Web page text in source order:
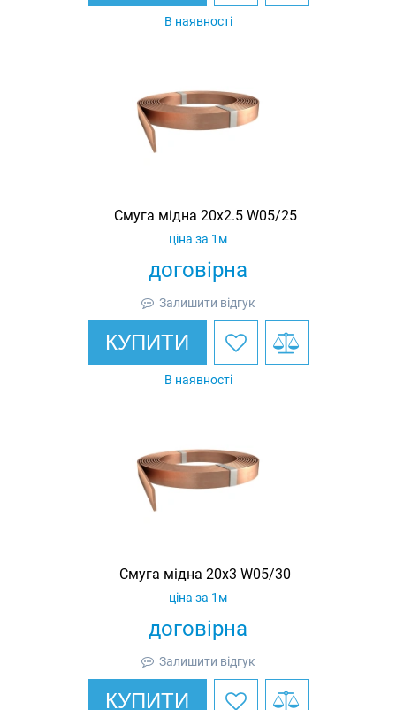
В наявності
Смуга мідна 20х2.5 W05/25
договірна
ціна за 1м
Залишити відгук
КУПИТИ
В наявності
Смуга мідна 20х3 W05/30
договірна
ціна за 1м
Залишити відгук
КУПИТИ